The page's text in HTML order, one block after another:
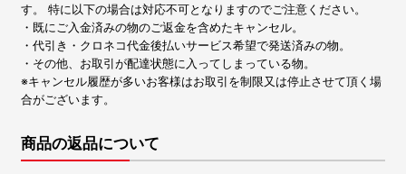
す。 特に以下の場合は対応不可となりますのでご注意ください。
・既にご入金済みの物のご返金を含めたキャンセル。
・代引き・クロネコ代金後払いサービス希望で発送済みの物。
・その他、お取引が配達状態に入ってしまっている物。
※キャンセル履歴が多いお客様はお取引を制限又は停止させて頂く場
合がございます。
商品の返品について